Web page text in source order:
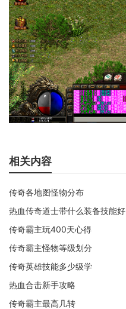
相关内容
传奇各地图怪物分布
热血传奇道士带什么装备技能好
传奇霸主玩400天心得
传奇霸主怪物等级划分
传奇英雄技能多少级学
热血合击新手攻略
传奇霸主最高几转